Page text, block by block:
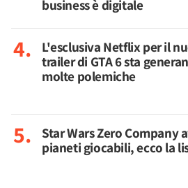
business è digitale
L'esclusiva Netflix per il
trailer di GTA 6 sta
molte polemiche
Star Wars Zero Company
pianeti giocabili, ecco la